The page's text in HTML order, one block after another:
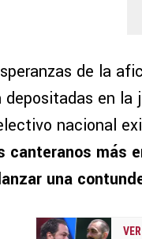
de la
depositadas en la
nacional
canteranos más
una